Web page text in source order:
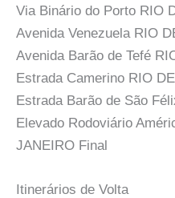
Via Binário do Porto RIO
Avenida Venezuela RIO
Avenida Barão de Tefé
Estrada Camerino RIO
Estrada Barão de São
Elevado Rodoviário
JANEIRO Final
Itinerários de Volta